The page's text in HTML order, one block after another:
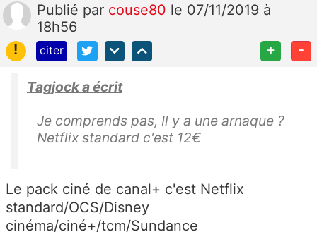
Publié par couse80 le 07/11/2019 à
18h56
!
citer + -
Tagjock a écrit
Je comprends pas, Il y a une arnaque ?
Netflix standard c'est 12€
Le pack ciné de canal+ c'est Netflix
standard/OCS/Disney
cinéma/ciné+/tcm/Sundance